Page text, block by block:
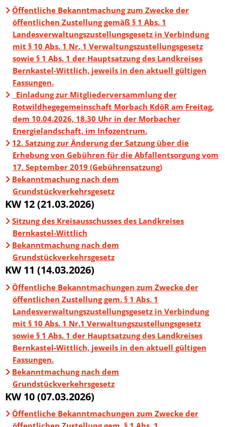
Öffentliche Bekanntmachung zum Zwecke der
öffentlichen Zustellung gemäß § 1 Abs. 1
Landesverwaltungszustellungsgesetz in Verbindung
mit § 10 Abs. 1 Nr. 1 Verwaltungszustellungsgesetz
sowie § 1 Abs. 1 der Hauptsatzung des Landkreises
Bernkastel-Wittlich, jeweils in den aktuell gültigen
Fassungen.
Einladung zur Mitgliederversammlung der
Rotwildhegegemeinschaft Morbach KdöR am Freitag,
dem 10.04.2026, 18.30 Uhr in der Morbacher
Energielandschaft, im Infozentrum.
12. Satzung zur Änderung der Satzung über die
Erhebung von Gebühren für die Abfallentsorgung vom
17. September 2019 (Gebührensatzung)
Bekanntmachung nach dem
Grundstückverkehrsgesetz
KW 12 (21.03.2026)
Sitzung des Kreisausschusses des Landkreises
Bernkastel-Wittlich
Bekanntmachung nach dem
Grundstückverkehrsgesetz
KW 11 (14.03.2026)
Öffentliche Bekanntmachungen zum Zwecke der
öffentlichen Zustellung gem. § 1 Abs. 1
Landesverwaltungszustellungsgesetz in Verbindung
mit § 10 Abs. 1 Nr.1 Verwaltungszustellungsgesetz
sowie § 1 Abs. 1 der Hauptsatzung des Landkreises
Bernkastel-Wittlich, jeweils in den aktuell gültigen
Fassungen.
Bekanntmachung nach dem
Grundstückverkehrsgesetz
KW 10 (07.03.2026)
Öffentliche Bekanntmachungen zum Zwecke der